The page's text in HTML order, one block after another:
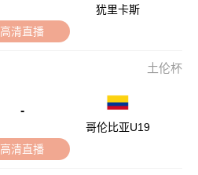
犹里卡斯
高清直播
土伦杯
-
哥伦比亚U19
高清直播